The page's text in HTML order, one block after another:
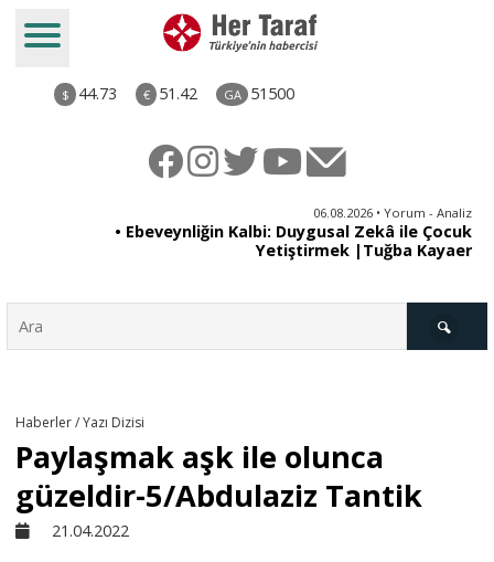
$ 44.73 € 51.42 GA 51500
06.08.2026 • Yorum - Analiz
• Ebeveynliğin Kalbi: Duygusal Zekâ ile Çocuk
Yetiştirmek |Tuğba Kayaer
Derkenar
Haberler / Yazı Dizisi
Paylaşmak aşk ile olunca
güzeldir-5/Abdulaziz Tantik
21.04.2022